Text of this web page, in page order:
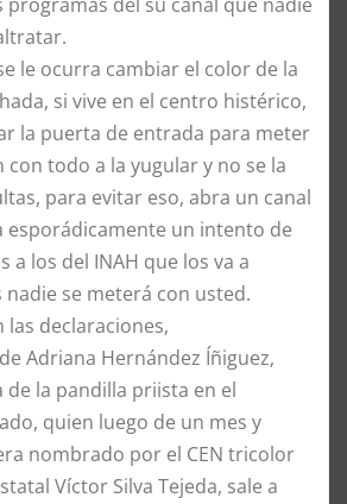
le ocurra cambiar el color de la
si vive en el centro histérico,
la puerta de entrada para meter
con todo a la yugular y no se la
para evitar eso, abra un canal
esporádicamente un intento de
a los del INAH que los va a
se meterá con usted.
las declaraciones,
Adriana Hernández Íñiguez,
la pandilla priista en el
quien luego de un mes y
nombrado por el CEN tricolor
Víctor Silva Tejeda, sale a